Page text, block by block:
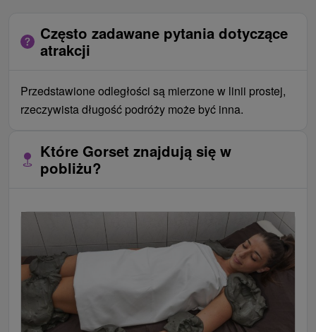
Często zadawane pytania dotyczące
atrakcji
Przedstawione odległości są mierzone w linii prostej,
rzeczywista długość podróży może być inna.
Które Gorset znajdują się w
pobliżu?